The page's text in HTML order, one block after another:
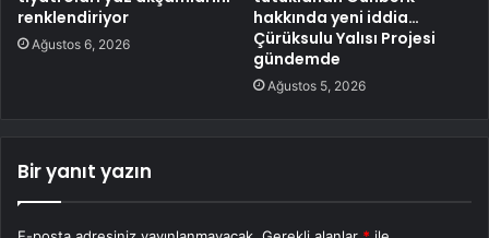
renklendiriyor
Ağustos 6, 2026
hakkında yeni iddia…
Çürüksulu Yalısı Projesi
gündemde
Ağustos 5, 2026
Bir yanıt yazın